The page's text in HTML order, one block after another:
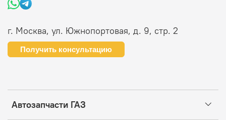
Автозапчасти ГАЗ
г. Москва, ул. Южнопортовая, д. 9, стр. 2
Получить консультацию